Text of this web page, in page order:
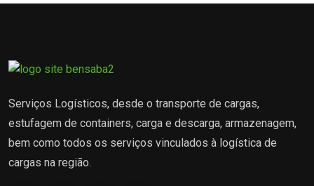
Serviços Logísticos, desde o transporte de cargas,
estufagem de containers, carga e descarga, armazenagem,
bem como todos os serviços vinculados à logística de
cargas na região.